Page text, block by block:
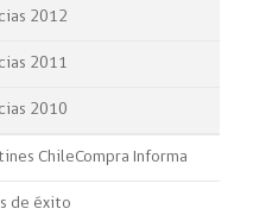
2012
2011
2010
ChileCompra Informa
de éxito